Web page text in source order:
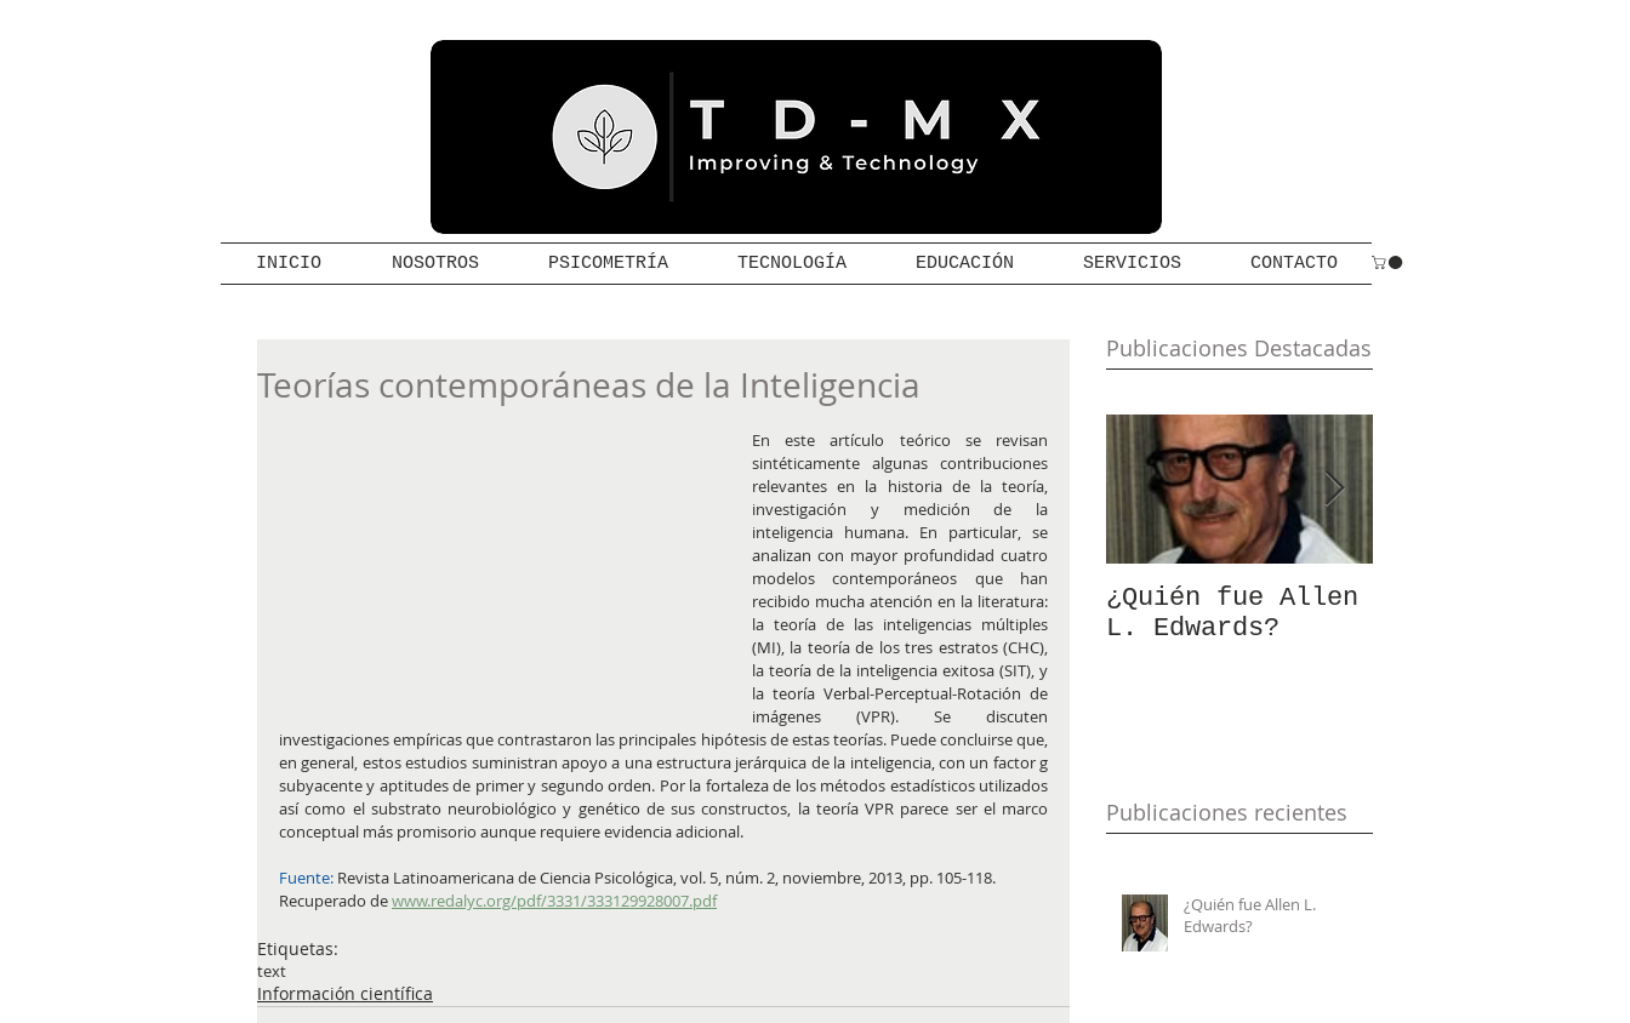
INICIO NOSOTROS PSICOMETRÍA TECNOLOGÍA EDUCACIÓN SERVICIOS CONTACTO
Teorías contemporáneas de la Inteligencia
En este artículo teórico se revisan
sintéticamente algunas contribuciones
relevantes en la historia de la teoría,
investigación y medición de la
inteligencia humana. En particular, se
analizan con mayor profundidad cuatro
modelos contemporáneos que han
recibido mucha atención en la literatura:
la teoría de las inteligencias múltiples
(MI), la teoría de los tres estratos (CHC),
la teoría de la inteligencia exitosa (SIT), y
la teoría Verbal-Perceptual-Rotación de
imágenes (VPR). Se discuten
investigaciones empíricas que contrastaron las principales hipótesis de estas teorías. Puede concluirse que,
en general, estos estudios suministran apoyo a una estructura jerárquica de la inteligencia, con un factor g
subyacente y aptitudes de primer y segundo orden. Por la fortaleza de los métodos estadísticos utilizados
así como el substrato neurobiológico y genético de sus constructos, la teoría VPR parece ser el marco
conceptual más promisorio aunque requiere evidencia adicional.
Fuente: Revista Latinoamericana de Ciencia Psicológica, vol. 5, núm. 2, noviembre, 2013, pp. 105-118.
Recuperado de www.redalyc.org/pdf/3331/333129928007.pdf
Etiquetas:
text
Información científica
Publicaciones Destacadas
¿Quién fue Allen
L. Edwards?
Publicaciones recientes
¿Quién fue Allen L.
Edwards?